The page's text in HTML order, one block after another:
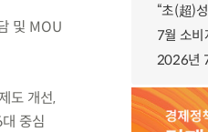
및 MOU
도 개선,
중심
7월 소
2026년